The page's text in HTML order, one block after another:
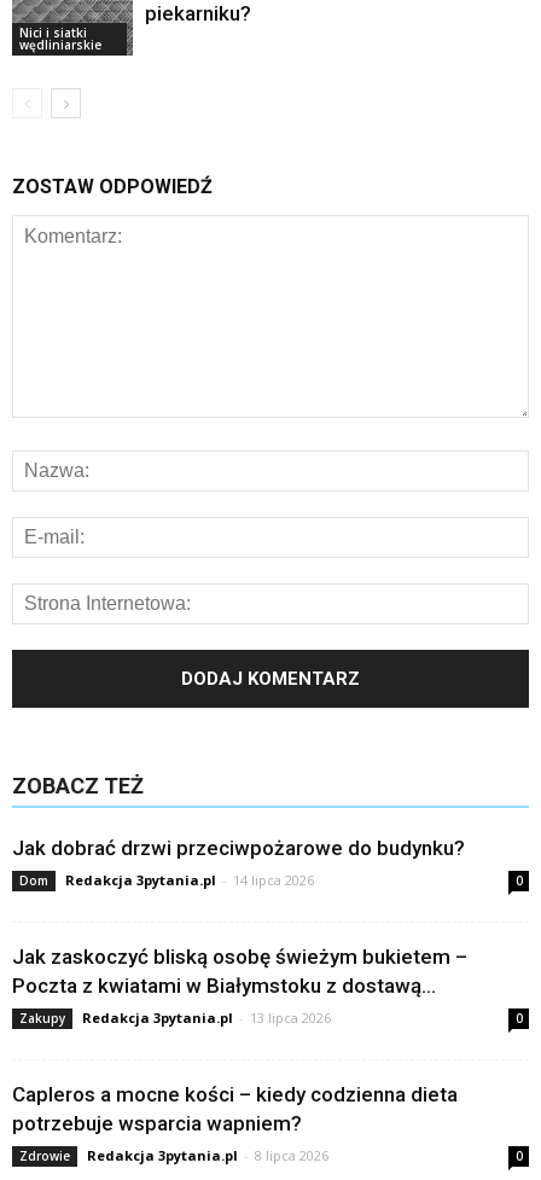
Nici i siatki
wędliniarskie
piekarniku?
ZOSTAW ODPOWIEDŹ
ZOBACZ TEŻ
Jak dobrać drzwi przeciwpożarowe do budynku?
Dom Redakcja 3pytania.pl - 14 lipca 2026 0
Jak zaskoczyć bliską osobę świeżym bukietem –
Poczta z kwiatami w Białymstoku z dostawą...
Zakupy Redakcja 3pytania.pl - 13 lipca 2026 0
Capleros a mocne kości – kiedy codzienna dieta
potrzebuje wsparcia wapniem?
Zdrowie Redakcja 3pytania.pl - 8 lipca 2026 0